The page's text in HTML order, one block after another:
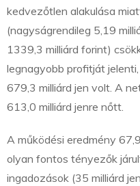
kedvezőtlen alakulása
(nagyságrendileg 5,19
1339,3 milliárd forint)
legnagyobb profitját
679,3 milliárd jen volt. A
613,0 milliárd jenre nőtt.
A működési eredmény
olyan fontos tényezők
ingadozások (35 milliárd